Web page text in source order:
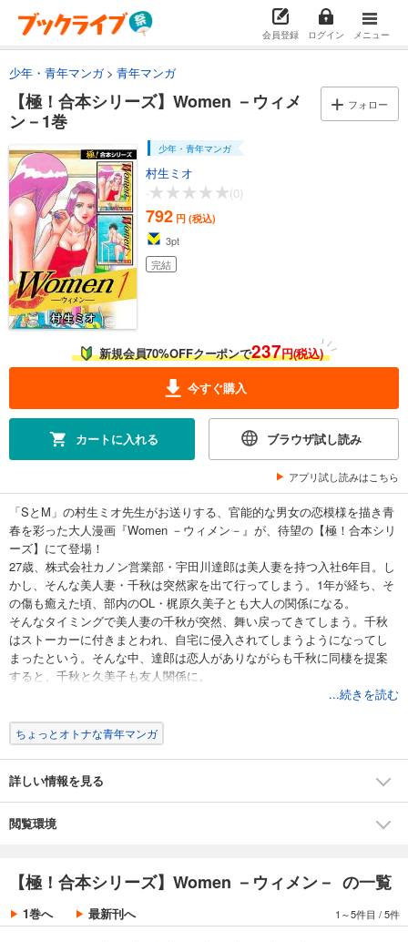
会員登録 ログイン メニュー
少年・青年マンガ 青年マンガ
【極！合本シリーズ】Women －ウィメ
ン－1巻
フォロー
少年・青年マンガ
村生ミオ
-
(0)
792 円 (税込)
3pt
完結
新規会員70%OFFクーポンで237円(税込)
今すぐ購入
カートに入れる ブラウザ試し読み
アプリ試し読みはこちら
「SとM」の村生ミオ先生がお送りする、官能的な男女の恋模様を描き青
春を彩った大人漫画『Women －ウィメン－』が、待望の【極！合本シリ
ーズ】にて登場！
27歳、株式会社カノン営業部・宇田川達郎は美人妻を持つ入社6年目。し
かし、そんな美人妻・千秋は突然家を出て行ってしまう。1年が経ち、そ
の傷も癒えた頃、部内のOL・梶原久美子とも大人の関係になる。
そんなタイミングで美人妻の千秋が突然、舞い戻ってきてしまう。千秋
はストーカーに付きまとわれ、自宅に侵入されてしまうようになってし
まったという。そんな中、達郎は恋人がありながらも千秋に同棲を提案
すると、千秋と久美子も友人関係に。
そんな中、隣人イケメンに惹かれ始める千秋、そしてその隣人がもくろ
く村生ミオワールドに注目！
※単巻版1～2巻を収録しています。
...続きを読む
ちょっとオトナな青年マンガ
詳しい情報を見る
閲覧環境
【極！合本シリーズ】Women －ウィメン－ の一覧
1巻へ 最新刊へ 1～5件目 /5件